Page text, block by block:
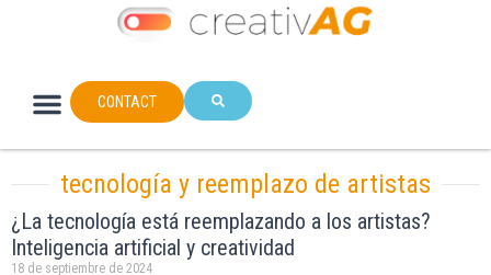
CONTACT
tecnología y reemplazo de artistas
¿La tecnología está reemplazando a los artistas?
Inteligencia artificial y creatividad
18 de septiembre de 2024